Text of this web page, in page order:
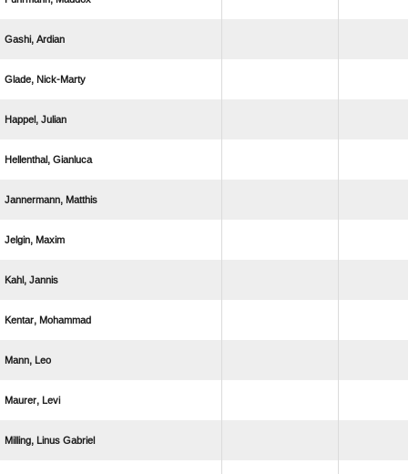
 
 
 
 
 
 
 
 
 
 
  